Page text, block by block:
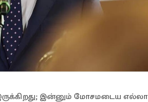
இன்னும் மோசமடைய எல்லா